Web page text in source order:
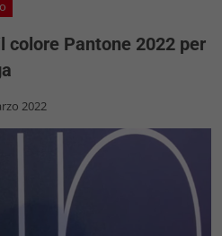
colore Pantone 2022 per
2022